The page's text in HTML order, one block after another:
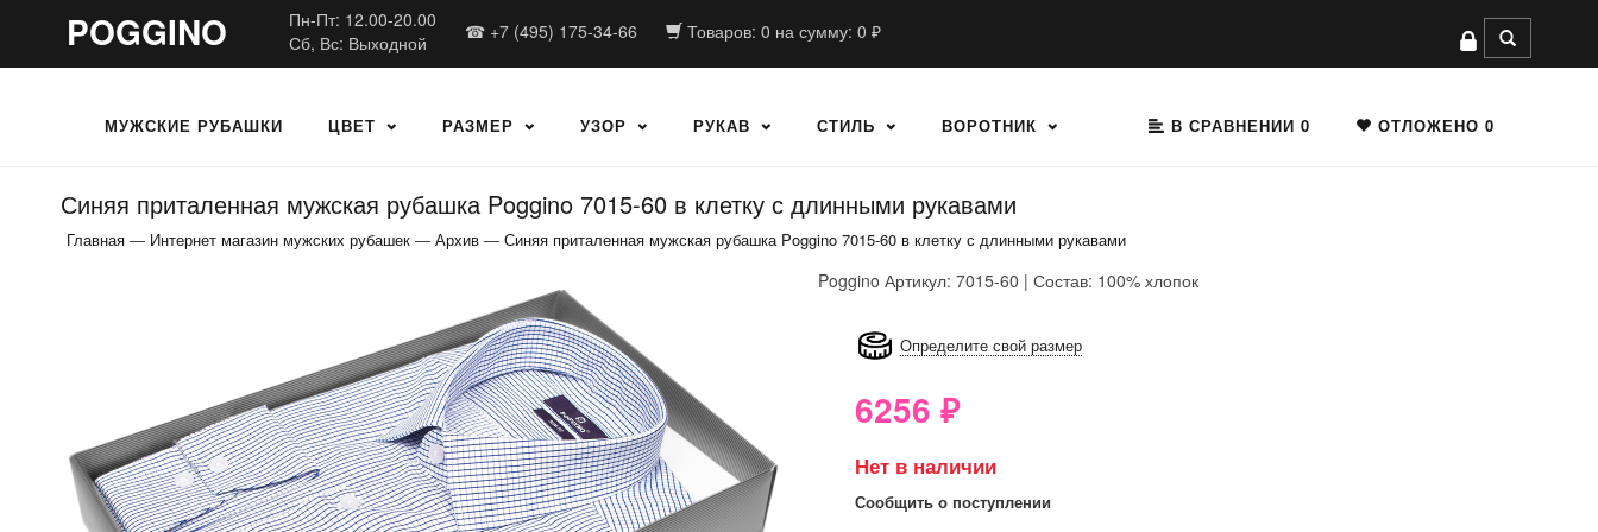
POGGINO
Пн-Пт: 12.00-20.00
Сб, Вс: Выходной
☎ +7 (495) 175-34-66 Товаров: 0 на сумму: 0 ₽
МУЖСКИЕ РУБАШКИ ЦВЕТ РАЗМЕР УЗОР РУКАВ СТИЛЬ ВОРОТНИК В СРАВНЕНИИ 0 ОТЛОЖЕНО 0
Синяя приталенная мужская рубашка Poggino 7015-60 в клетку с длинными рукавами
Главная — Интернет магазин мужских рубашек — Архив — Синяя приталенная мужская рубашка Poggino 7015-60 в клетку с длинными рукавами
Poggino Артикул: 7015-60 | Состав: 100% хлопок
Определите свой размер
6256 ₽
Нет в наличии
Сообщить о поступлении